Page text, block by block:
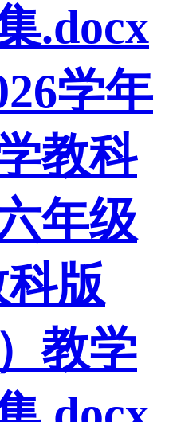
.docx
学年
教科
年级
版
教学